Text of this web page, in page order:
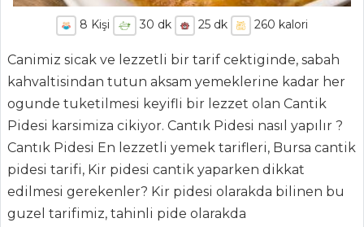
8 Kişi 30 dk 25 dk 260 kalori
Canimiz sicak ve lezzetli bir tarif cektiginde, sabah
kahvaltisindan tutun aksam yemeklerine kadar her
ogunde tuketilmesi keyifli bir lezzet olan Cantik
Pidesi karsimiza cikiyor. Cantık Pidesi nasıl yapılır ?
Cantık Pidesi En lezzetli yemek tarifleri, Bursa cantik
pidesi tarifi, Kir pidesi cantik yaparken dikkat
edilmesi gerekenler? Kir pidesi olarakda bilinen bu
guzel tarifimiz, tahinli pide olarakda